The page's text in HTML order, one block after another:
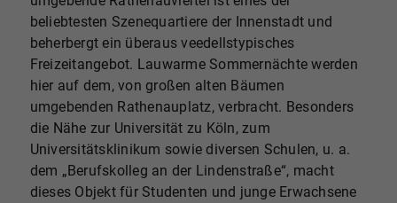
beliebtesten Szenequartiere der Innenstadt und
beherbergt ein überaus veedellstypisches
Freizeitangebot. Lauwarme Sommernächte werden
hier auf dem, von großen alten Bäumen
umgebenden Rathenauplatz, verbracht. Besonders
die Nähe zur Universität zu Köln, zum
Universitätsklinikum sowie diversen Schulen, u. a.
dem „Berufskolleg an der Lindenstraße“, macht
dieses Objekt für Studenten und junge Erwachsene